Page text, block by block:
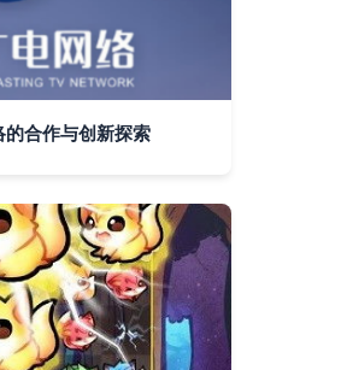
合作与创新探索